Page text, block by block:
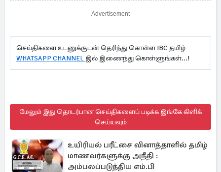
Advertisement
செய்திகளை உடனுக்குடன் தெரிந்து கொள்ள IBC தமிழ்
WHATSAPP CHANNEL இல் இணைந்து கொள்ளுங்கள்...!
மேலும் இது தொடர்பான செய்திகளைப் படிக்க இங்கே கிளிக்
செய்யவும்
உயிரியல் பரீட்சை வினாத்தாளில் தமிழ்
மாணவர்களுக்கு அநீதி :
அம்பலப்படுத்திய எம்.பி